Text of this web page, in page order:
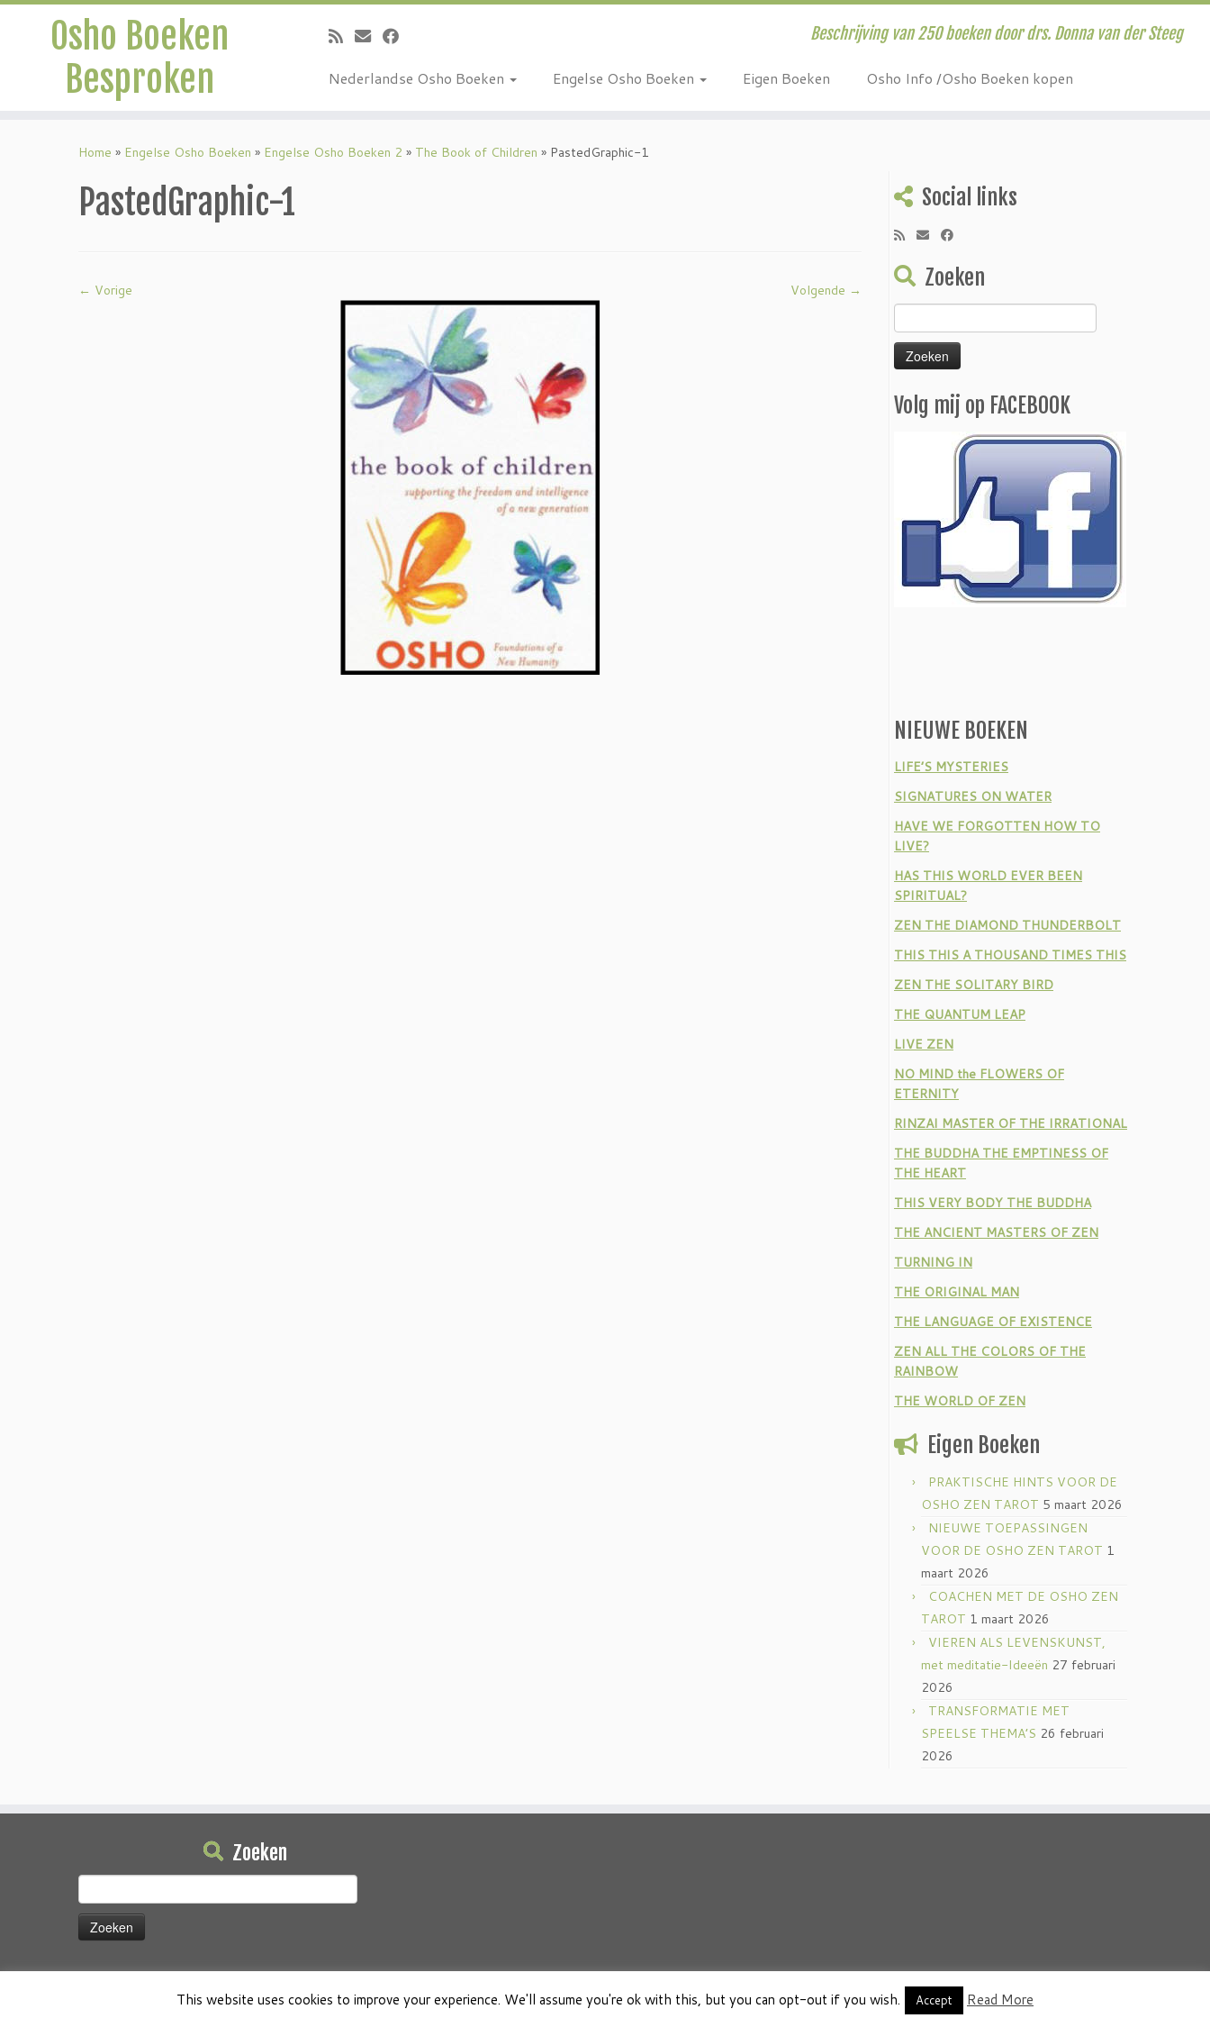
Osho Boeken
Besproken
Beschrijving van 250 boeken door drs. Donna van der Steeg
Nederlandse Osho Boeken Engelse Osho Boeken Eigen Boeken Osho Info /Osho Boeken kopen
Home » Engelse Osho Boeken » Engelse Osho Boeken 2 » The Book of Children » PastedGraphic-1
PastedGraphic-1
← Vorige Volgende →
Social links
Zoeken
naar:
Volg mij op FACEBOOK
NIEUWE BOEKEN
LIFE’S MYSTERIES
SIGNATURES ON WATER
HAVE WE FORGOTTEN HOW TO
LIVE?
HAS THIS WORLD EVER BEEN
SPIRITUAL?
ZEN THE DIAMOND THUNDERBOLT
THIS THIS A THOUSAND TIMES THIS
ZEN THE SOLITARY BIRD
THE QUANTUM LEAP
LIVE ZEN
NO MIND the FLOWERS OF
ETERNITY
RINZAI MASTER OF THE IRRATIONAL
THE BUDDHA THE EMPTINESS OF
THE HEART
THIS VERY BODY THE BUDDHA
THE ANCIENT MASTERS OF ZEN
TURNING IN
THE ORIGINAL MAN
THE LANGUAGE OF EXISTENCE
ZEN ALL THE COLORS OF THE
RAINBOW
THE WORLD OF ZEN
Eigen Boeken
PRAKTISCHE HINTS VOOR DE
OSHO ZEN TAROT 5 maart 2026
NIEUWE TOEPASSINGEN
VOOR DE OSHO ZEN TAROT 1
maart 2026
COACHEN MET DE OSHO ZEN
TAROT 1 maart 2026
VIEREN ALS LEVENSKUNST,
met meditatie-Ideeën 27 februari
2026
TRANSFORMATIE MET
SPEELSE THEMA’S 26 februari
2026
Zoeken
naar:
·© 2026 Osho Boeken Besproken·Aangeboden door ·Ontworpen met deCustomizr thema ·
This website uses cookies to improve your experience. We'll assume you're ok with this, but you can opt-out if you wish. Accept Read More